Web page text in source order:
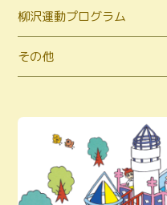
柳沢運動プログラム
その他